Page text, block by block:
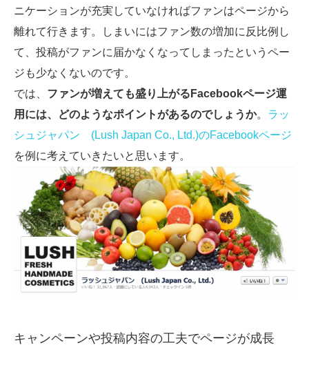
ニケーションが充実していなければファンはページから
離れて行きます。しまいにはファン数の増加に反比例し
て、投稿がファンに届かなくなってしまったというペー
ジも少なくないのです。
では、 ファンが増えても盛り上がるFacebookページ運
用には、どのようなポイントがあるのでしょうか。 ラッ
シュジャパン (Lush Japan Co., Ltd.)のFacebookページ
を例に考えていきたいと思います。
キャンペーンや投稿内容の工夫でページが成長